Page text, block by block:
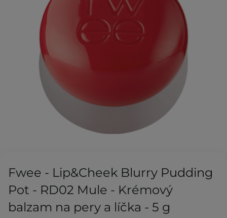
Fwee - Lip&Cheek Blurry Pudding
Pot - RD02 Mule - Krémový
balzam na pery a líčka - 5 g